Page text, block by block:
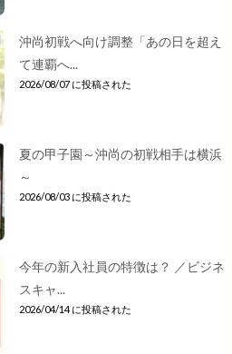
沖尚初戦へ向け調整「あの日を超え
て連覇へ...
2026/08/07 に投稿された
夏の甲子園～沖尚の初戦相手は横浜
～
2026/08/03 に投稿された
今年の新入社員の特徴は？ ／ビジネ
スキャ...
2026/04/14 に投稿された